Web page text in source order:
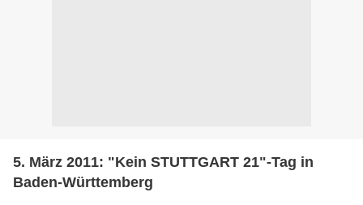
5. März 2011: "Kein STUTTGART 21"-Tag in
Baden-Württemberg